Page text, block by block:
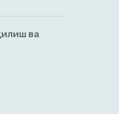
ва